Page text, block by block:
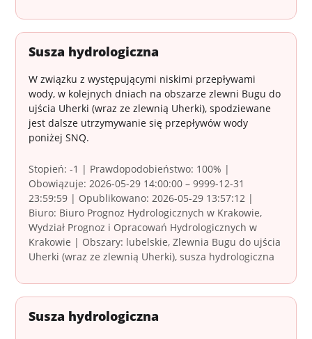
Susza hydrologiczna
W związku z występującymi niskimi przepływami
wody, w kolejnych dniach na obszarze zlewni Bugu do
ujścia Uherki (wraz ze zlewnią Uherki), spodziewane
jest dalsze utrzymywanie się przepływów wody
poniżej SNQ.
Stopień: -1 | Prawdopodobieństwo: 100% |
Obowiązuje: 2026-05-29 14:00:00 – 9999-12-31
23:59:59 | Opublikowano: 2026-05-29 13:57:12 |
Biuro: Biuro Prognoz Hydrologicznych w Krakowie,
Wydział Prognoz i Opracowań Hydrologicznych w
Krakowie | Obszary: lubelskie, Zlewnia Bugu do ujścia
Uherki (wraz ze zlewnią Uherki), susza hydrologiczna
Susza hydrologiczna